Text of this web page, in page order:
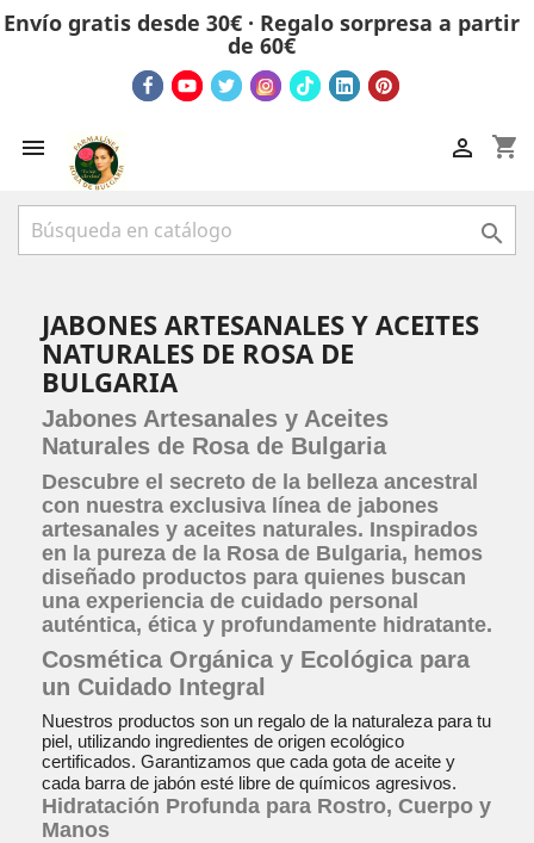
Envío gratis desde 30€ · Regalo sorpresa a partir
de 60€
 shopping_cart


JABONES ARTESANALES Y ACEITES
NATURALES DE ROSA DE
BULGARIA
Jabones Artesanales y Aceites
Naturales de Rosa de Bulgaria
Descubre el secreto de la belleza ancestral
con nuestra exclusiva línea de jabones
artesanales y aceites naturales. Inspirados
en la pureza de la Rosa de Bulgaria, hemos
diseñado productos para quienes buscan
una experiencia de cuidado personal
auténtica, ética y profundamente hidratante.
Cosmética Orgánica y Ecológica para
un Cuidado Integral
Nuestros productos son un regalo de la naturaleza para tu
piel, utilizando ingredientes de origen ecológico
certificados. Garantizamos que cada gota de aceite y
cada barra de jabón esté libre de químicos agresivos.
Hidratación Profunda para Rostro, Cuerpo y
Manos